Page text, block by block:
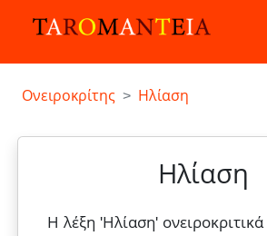
Ονειροκρίτης Ηλίαση
Ηλίαση
Η λέξη 'Ηλίαση' ονειροκριτικά